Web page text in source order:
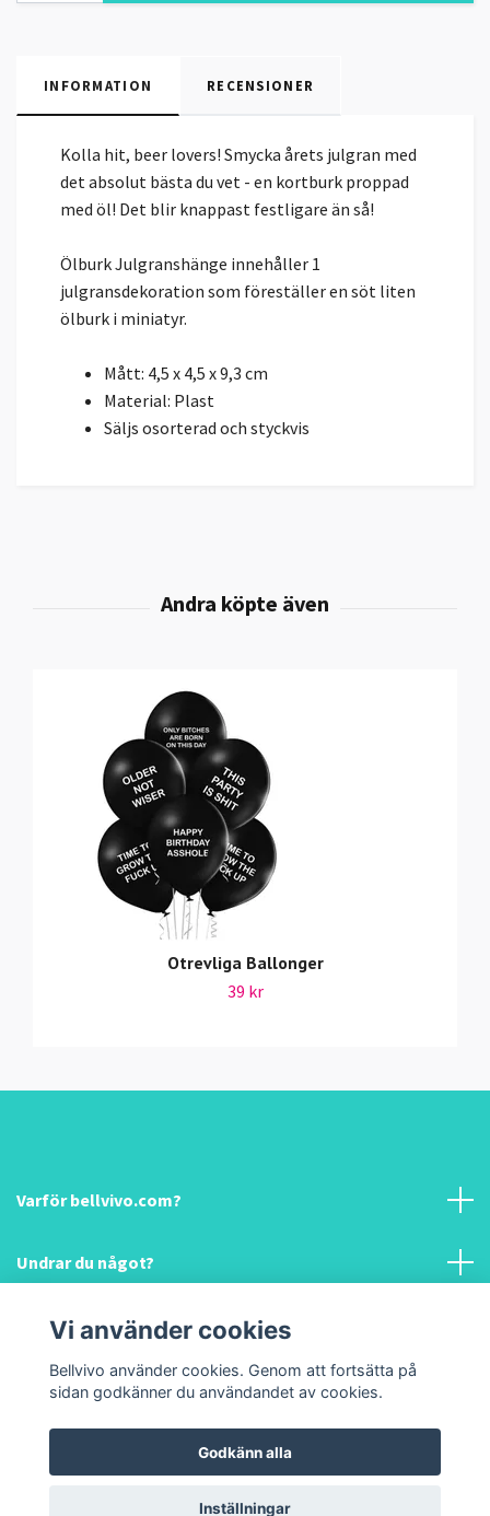
INFORMATION RECENSIONER
Kolla hit, beer lovers! Smycka årets julgran med
det absolut bästa du vet - en kortburk proppad
med öl! Det blir knappast festligare än så!
Ölburk Julgranshänge innehåller 1
julgransdekoration som föreställer en söt liten
ölburk i miniatyr.
Mått: 4,5 x 4,5 x 9,3 cm
Material: Plast
Säljs osorterad och styckvis
Otrevliga Ballonger
39 kr
Varför bellvivo.com?
Undrar du något?
Information & hjälp!
Sociala medier
© 2026 Bellvivo.com
Vi använder cookies
Bellvivo använder cookies. Genom att fortsätta på
sidan godkänner du användandet av cookies.
Godkänn alla
Inställningar